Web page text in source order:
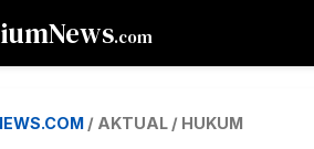
.com
/ AKTUAL / HUKUM